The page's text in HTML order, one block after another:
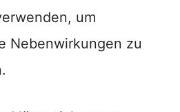
um
Nebenwirkungen zu